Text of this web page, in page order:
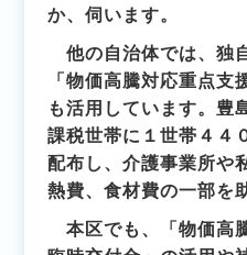
か、伺います。
他の自治体では、独
「物価高騰対応重点支
も活用しています。豊
課税世帯に１世帯４４
配布し、介護事業所や
熱費、食材費の一部を
本区でも、「物価高